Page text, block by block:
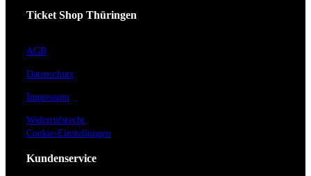
Ticket Shop Thüringen
AGB
Datenschutz
Impressum
Widerrufsrecht
Cookie-Einstellungen
Kundenservice